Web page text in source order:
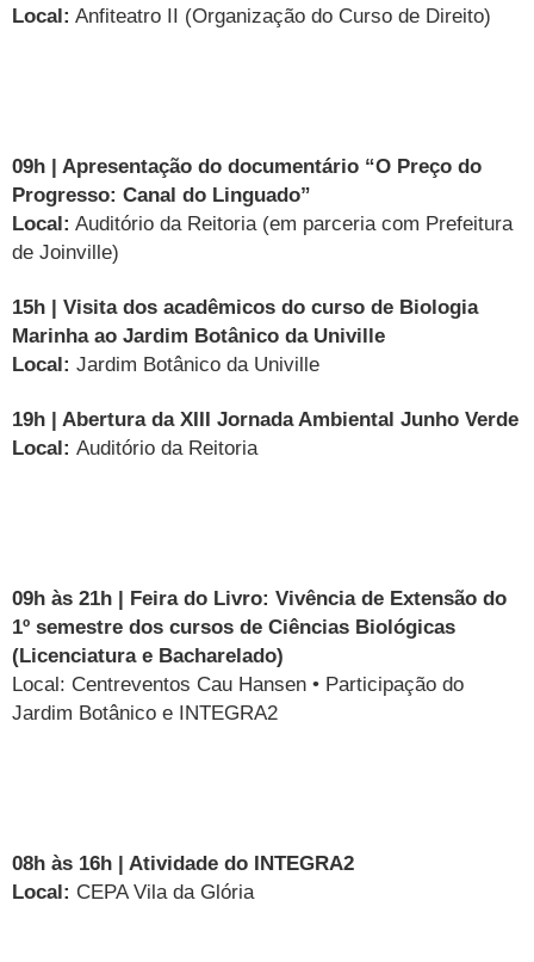
Local: Anfiteatro II (Organização do Curso de Direito)
09h | Apresentação do documentário “O Preço do
Progresso: Canal do Linguado”
Local: Auditório da Reitoria (em parceria com Prefeitura
de Joinville)
15h | Visita dos acadêmicos do curso de Biologia
Marinha ao Jardim Botânico da Univille
Local: Jardim Botânico da Univille
19h | Abertura da XIII Jornada Ambiental Junho Verde
Local: Auditório da Reitoria
09h às 21h | Feira do Livro: Vivência de Extensão do
1º semestre dos cursos de Ciências Biológicas
(Licenciatura e Bacharelado)
Local: Centreventos Cau Hansen • Participação do
Jardim Botânico e INTEGRA2
08h às 16h | Atividade do INTEGRA2
Local: CEPA Vila da Glória